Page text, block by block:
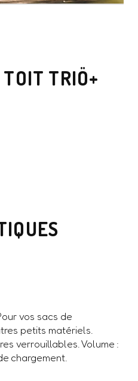
TRIÖ+
vos sacs de
petits matériels.
verrouillables. Volume :
chargement.